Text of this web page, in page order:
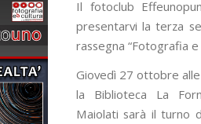
Il fotoclub
presentarvi la terza
rassegna “Fotografia e
Giovedì 27 ottobre
la Biblioteca La
Maiolati sarà il turno